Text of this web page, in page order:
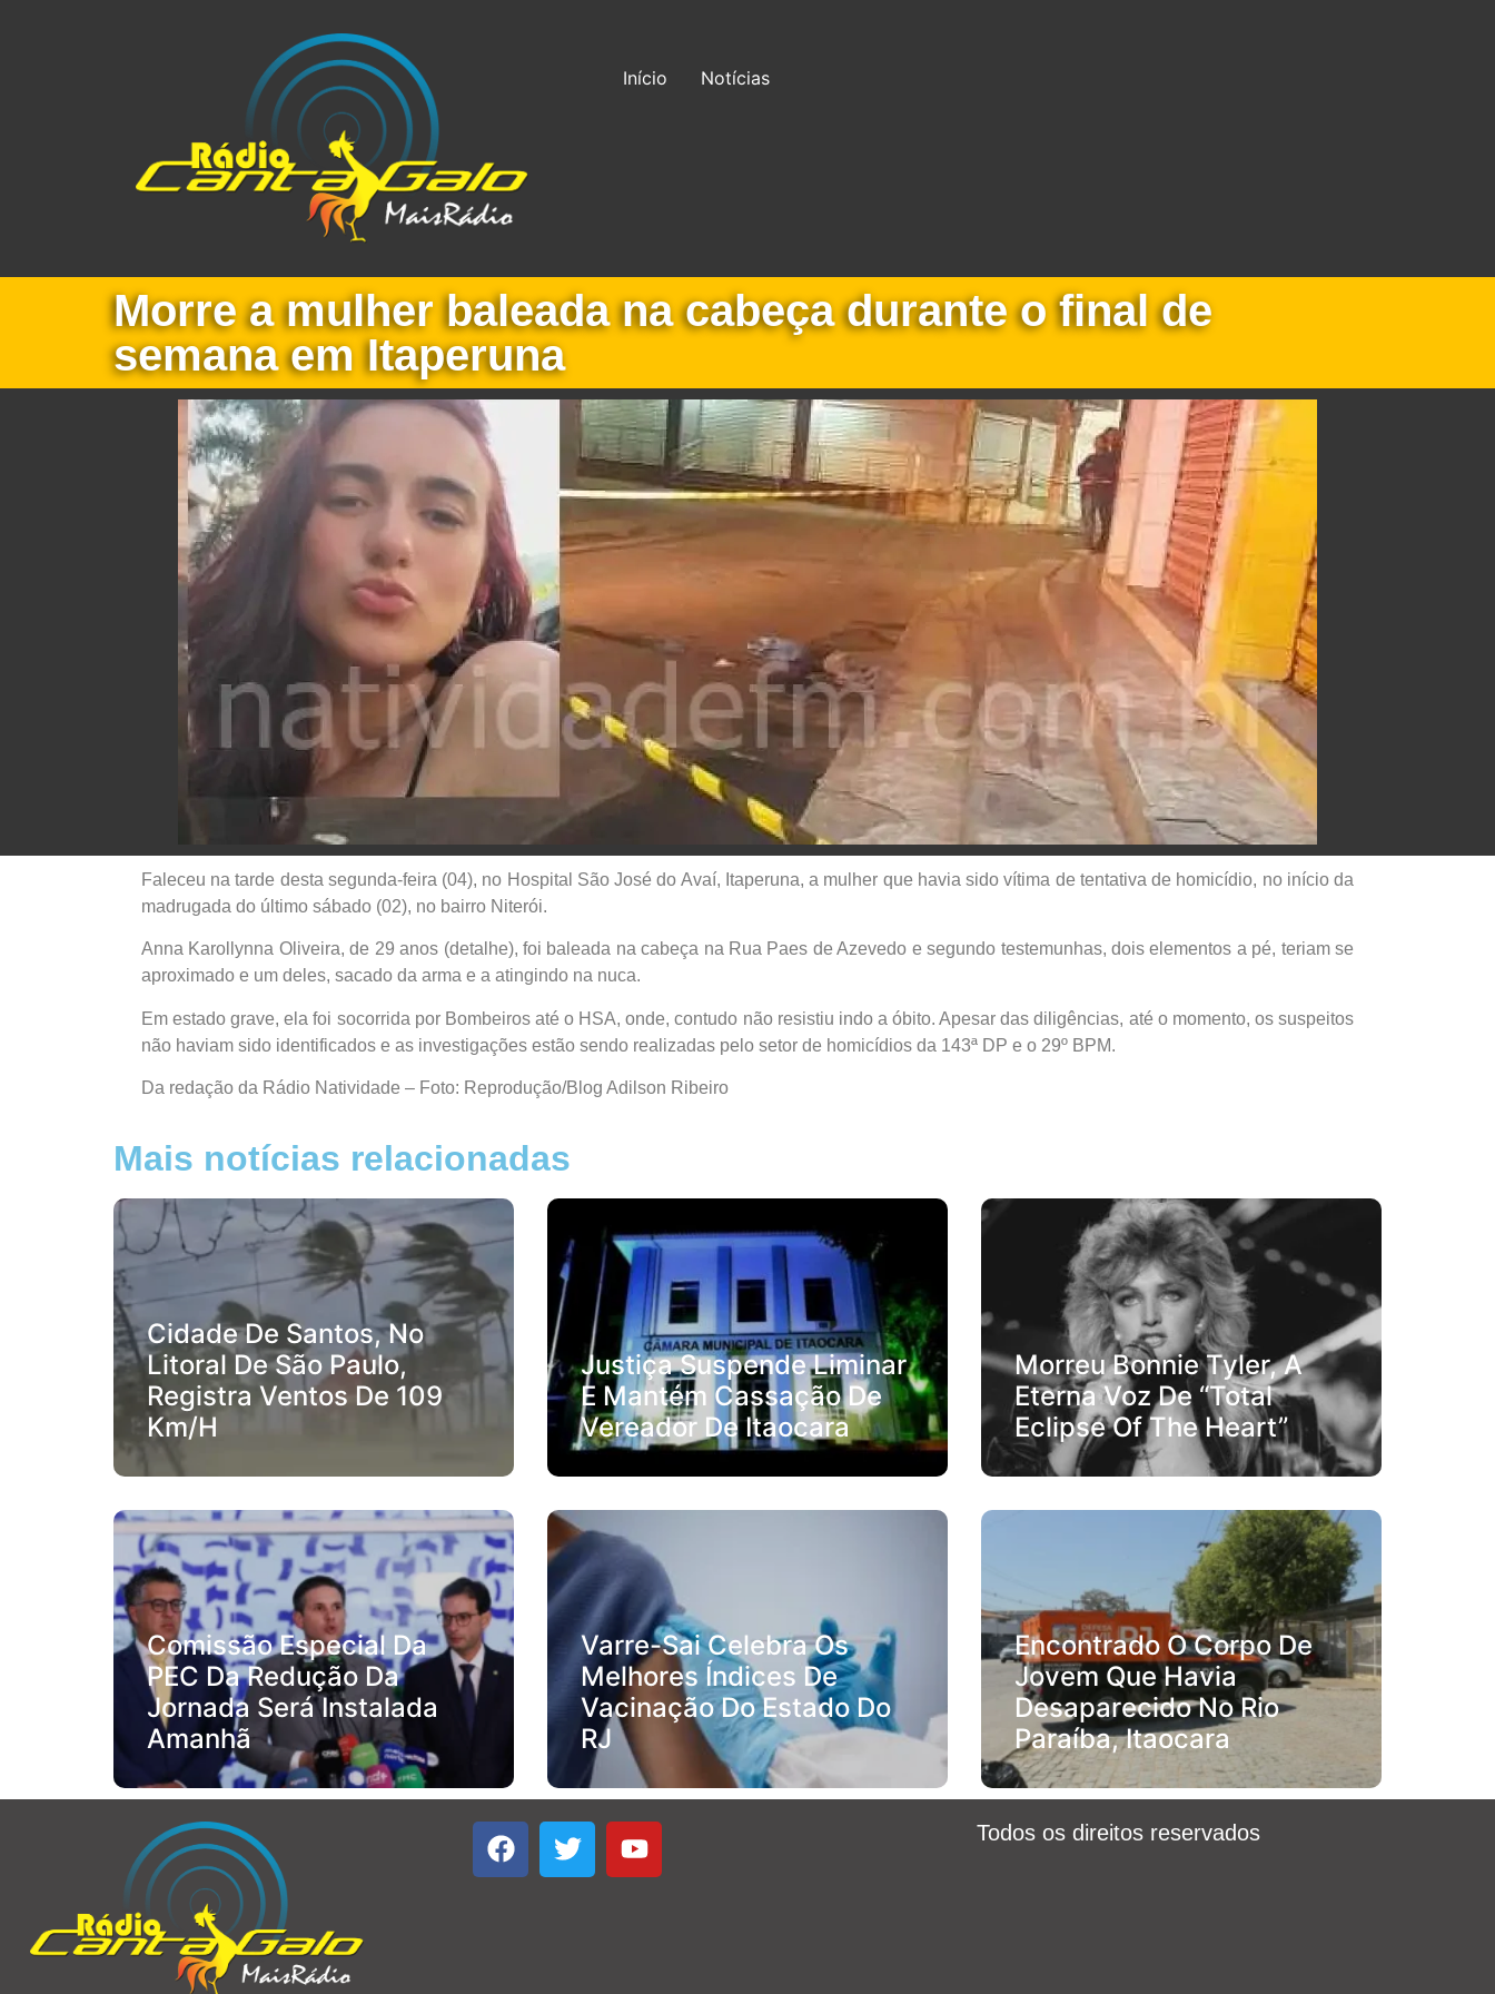
Início Notícias
Morre a mulher baleada na cabeça durante o final de
semana em Itaperuna
Faleceu na tarde desta segunda-feira (04), no Hospital São José do Avaí, Itaperuna, a mulher que havia sido vítima de tentativa de homicídio, no início da
madrugada do último sábado (02), no bairro Niterói.
Anna Karollynna Oliveira, de 29 anos (detalhe), foi baleada na cabeça na Rua Paes de Azevedo e segundo testemunhas, dois elementos a pé, teriam se
aproximado e um deles, sacado da arma e a atingindo na nuca.
Em estado grave, ela foi socorrida por Bombeiros até o HSA, onde, contudo não resistiu indo a óbito. Apesar das diligências, até o momento, os suspeitos
não haviam sido identificados e as investigações estão sendo realizadas pelo setor de homicídios da 143ª DP e o 29º BPM.
Da redação da Rádio Natividade – Foto: Reprodução/Blog Adilson Ribeiro
Mais notícias relacionadas
Cidade De Santos, No
Litoral De São Paulo,
Registra Ventos De 109
Km/h
Justiça Suspende Liminar
E Mantém Cassação De
Vereador De Itaocara
Morreu Bonnie Tyler, A
Eterna Voz De “Total
Eclipse Of The Heart”
Comissão Especial Da
PEC Da Redução Da
Jornada Será Instalada
Amanhã
Varre-Sai Celebra Os
Melhores Índices De
Vacinação Do Estado Do
RJ
Encontrado O Corpo De
Jovem Que Havia
Desaparecido No Rio
Paraíba, Itaocara
Todos os direitos reservados